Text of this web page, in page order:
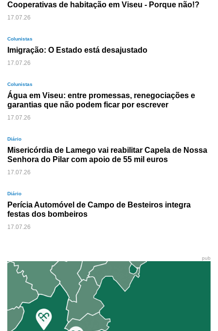
Cooperativas de habitação em Viseu - Porque não!?
17.07.26
Colunistas
Imigração: O Estado está desajustado
17.07.26
Colunistas
Água em Viseu: entre promessas, renegociações e
garantias que não podem ficar por escrever
17.07.26
Diário
Misericórdia de Lamego vai reabilitar Capela de Nossa
Senhora do Pilar com apoio de 55 mil euros
17.07.26
Diário
Perícia Automóvel de Campo de Besteiros integra
festas dos bombeiros
17.07.26
pub